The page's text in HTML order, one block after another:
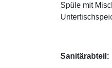
Spüle mit
Sanitärabteil: